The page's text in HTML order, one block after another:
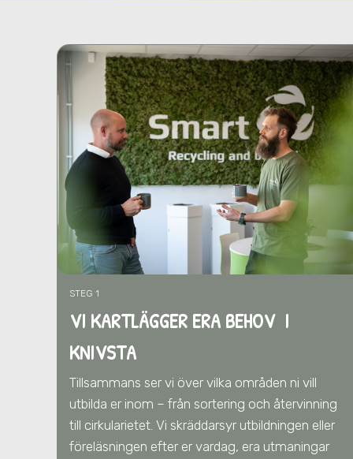
STEG 1
VI KARTLÄGGER ERA BEHOV I
KNIVSTA
Tillsammans ser vi över vilka områden ni vill
utbilda er inom – från sortering och återvinning
till cirkularietet. Vi skräddarsyr utbildningen eller
föreläsningen efter er vardag, era utmaningar